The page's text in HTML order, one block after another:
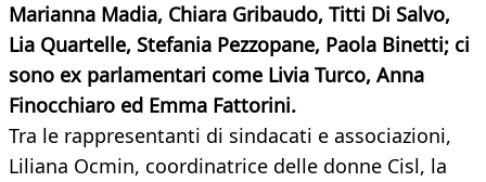
Marianna Madia, Chiara Gribaudo, Titti Di Salvo,
Lia Quartelle, Stefania Pezzopane, Paola Binetti; ci
sono ex parlamentari come Livia Turco, Anna
Finocchiaro ed Emma Fattorini.
Tra le rappresentanti di sindacati e associazioni,
Liliana Ocmin, coordinatrice delle donne Cisl, la